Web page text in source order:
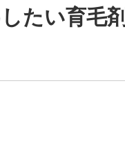
たい育毛剤